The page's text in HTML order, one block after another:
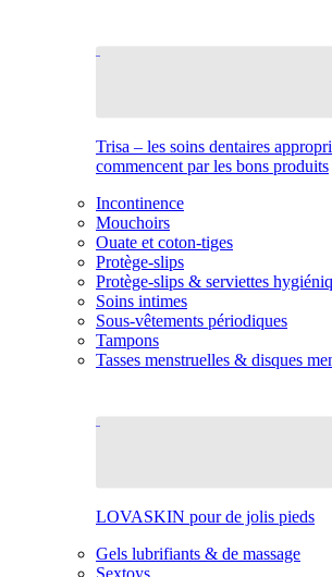
Trisa – les soins dentaires
commencent par les bons produits
Incontinence
Mouchoirs
Ouate et coton-tiges
Protège-slips
Protège-slips & serviettes
Soins intimes
Sous-vêtements périodiques
Tampons
Tasses menstruelles & disques
LOVASKIN pour de jolis pieds
Gels lubrifiants & de massage
Sextoys